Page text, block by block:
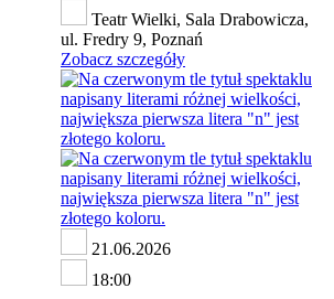
Teatr Wielki, Sala Drabowicza,
ul. Fredry 9, Poznań
Zobacz szczegóły
21.06.2026
18:00